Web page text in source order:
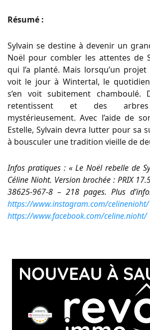
Résumé :
Sylvain se destine à devenir un
Noël pour combler les attentes de
qui l’a planté. Mais lorsqu’un
voit le jour à Wintertal, le
s’en voit subitement chamboulé.
retentissent et des arbres
mystérieusement. Avec l’aide de
Estelle, Sylvain devra lutter pour sa
à bousculer une tradition vieille de
Infos pratiques : « Le Noël rebelle de
Céline Nioht. Version brochée : PRIX
38625-967-8 – 218 pages. Plus
https://www.instagram.com/celinenioht/
https://www.facebook.com/celine.nioht/